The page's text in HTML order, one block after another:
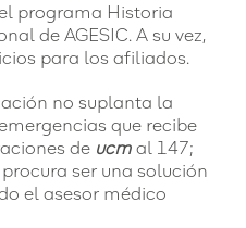
programa Historia
de AGESIC. A su vez,
para los afiliados.
no suplanta la
que recibe
de ucmal 147;
ser una solución
el asesor médico